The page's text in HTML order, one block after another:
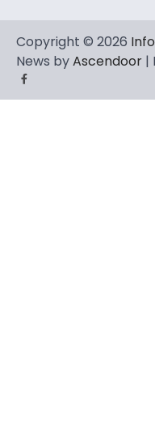
Copyright © 2026
News byAscendoor |
Facebook